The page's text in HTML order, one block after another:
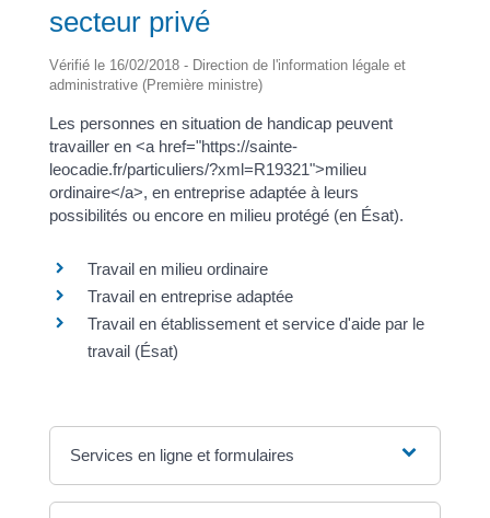
secteur privé
Vérifié le 16/02/2018 - Direction de l'information légale et
administrative (Première ministre)
Les personnes en situation de handicap peuvent
travailler en <a href="https://sainte-
leocadie.fr/particuliers/?xml=R19321">milieu
ordinaire</a>, en entreprise adaptée à leurs
possibilités ou encore en milieu protégé (en Ésat).
Travail en milieu ordinaire
Travail en entreprise adaptée
Travail en établissement et service d'aide par le
travail (Ésat)
Services en ligne et formulaires